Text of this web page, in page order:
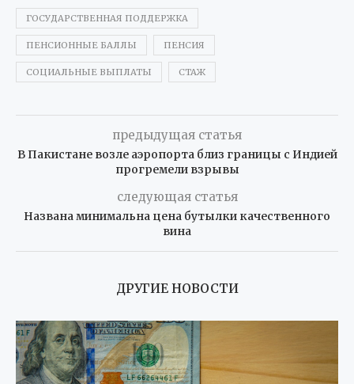
ГОСУДАРСТВЕННАЯ ПОДДЕРЖКА
ПЕНСИОННЫЕ БАЛЛЫ ПЕНСИЯ
СОЦИАЛЬНЫЕ ВЫПЛАТЫ СТАЖ
предыдущая статья
В Пакистане возле аэропорта близ границы с Индией
прогремели взрывы
следующая статья
Названа минимальна цена бутылки качественного
вина
ДРУГИЕ НОВОСТИ